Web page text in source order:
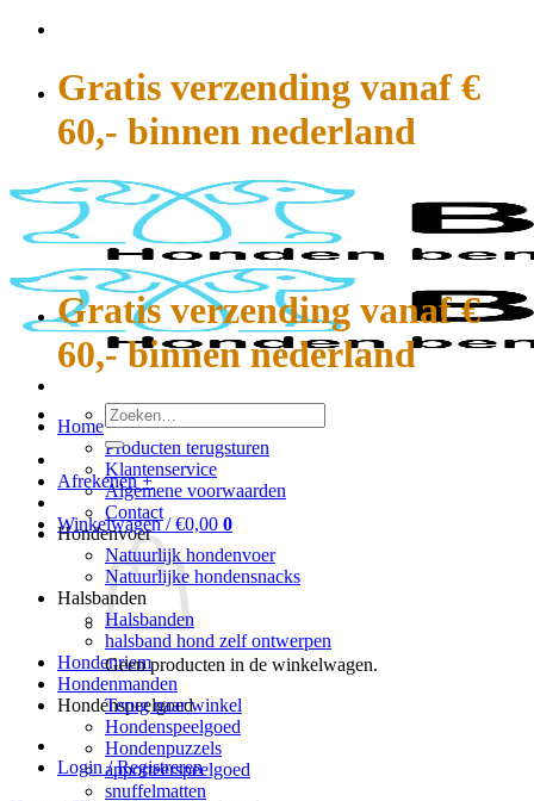
Gratis verzending vanaf €
60,- binnen nederland
Home
Producten terugsturen
Klantenservice
Algemene voorwaarden
Contact
Hondenvoer
Natuurlijk hondenvoer
Natuurlijke hondensnacks
Halsbanden
Halsbanden
halsband hond zelf ontwerpen
Hondenriem
Hondenmanden
Hondenspeelgoed
Hondenspeelgoed
Hondenpuzzels
apporteerspeelgoed
snuffelmatten
Gratis verzending vanaf €
60,- binnen nederland
Zoeken
naar:
Afrekenen +
Winkelwagen /€0,00 0
Geen producten in de winkelwagen.
Terug naar winkel
Login / Registreren